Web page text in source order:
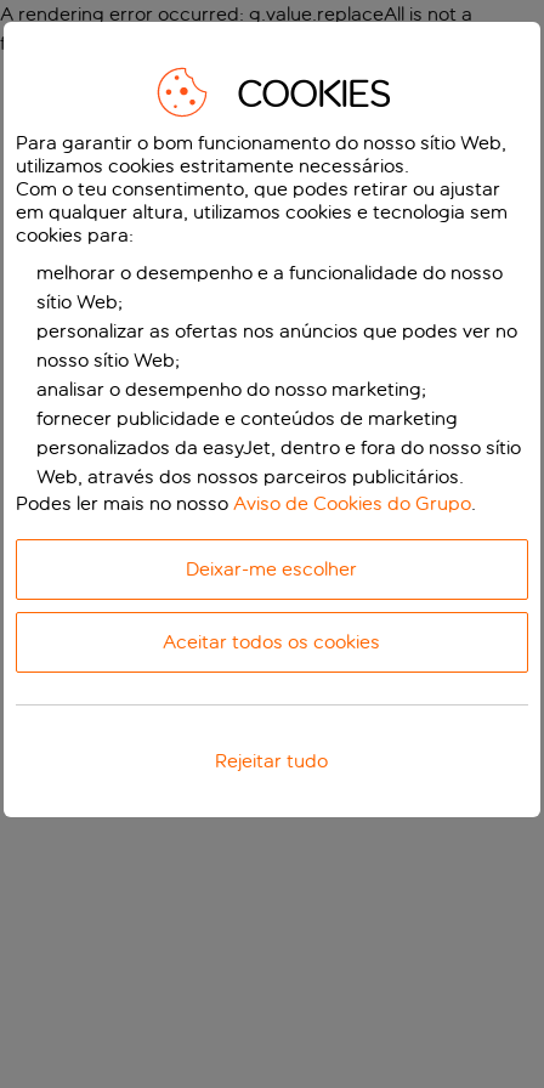
A rendering error occurred: g.value.replaceAll is not a
function
COOKIES
Para garantir o bom funcionamento do nosso sítio Web,
utilizamos cookies estritamente necessários.
Com o teu consentimento, que podes retirar ou ajustar
em qualquer altura, utilizamos cookies e tecnologia sem
cookies para:
melhorar o desempenho e a funcionalidade do nosso
sítio Web;
personalizar as ofertas nos anúncios que podes ver no
nosso sítio Web;
analisar o desempenho do nosso marketing;
fornecer publicidade e conteúdos de marketing
personalizados da easyJet, dentro e fora do nosso sítio
Web, através dos nossos parceiros publicitários.
Podes ler mais no nossoAviso de Cookies do Grupo.
Deixar-me escolher
Aceitar todos os cookies
Rejeitar tudo